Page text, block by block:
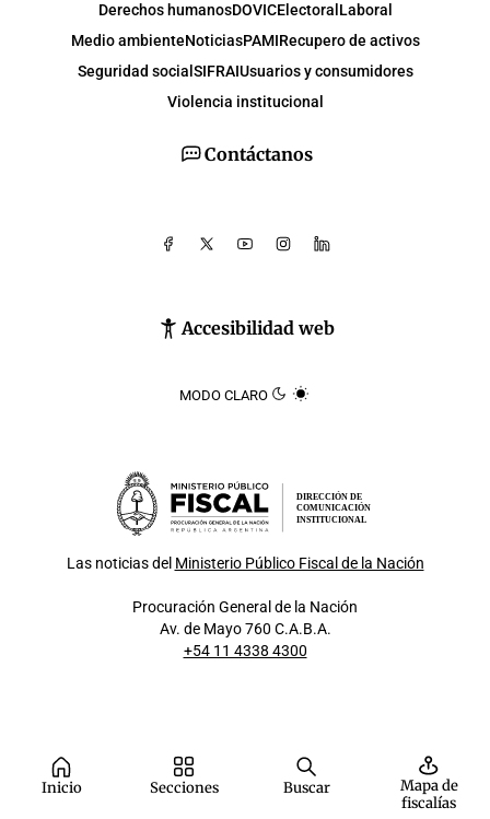
Inicio Secciones Buscar
Mapa de
fiscalías
Contáctanos
Accesibilidad web
MODO CLARO
Derechos humanosDOVICElectoral Laboral
Medio ambienteNoticiasPAMIRecupero de activos
Seguridad social SIFRAIUsuarios y consumidores
Violencia institucional
DIRECCIÓN DE
COMUNICACIÓN
INSTITUCIONAL
Las noticias del Ministerio Público Fiscal de la Nación
Procuración General de la Nación
Av. de Mayo 760 C.A.B.A.
+54 11 4338 4300